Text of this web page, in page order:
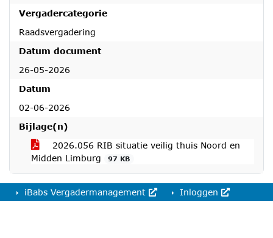
Vergadercategorie
Raadsvergadering
Datum document
26-05-2026
Datum
02-06-2026
Bijlage(n)
2026.056 RIB situatie veilig thuis Noord en
Midden Limburg
97 KB
iBabs Vergadermanagement Inloggen